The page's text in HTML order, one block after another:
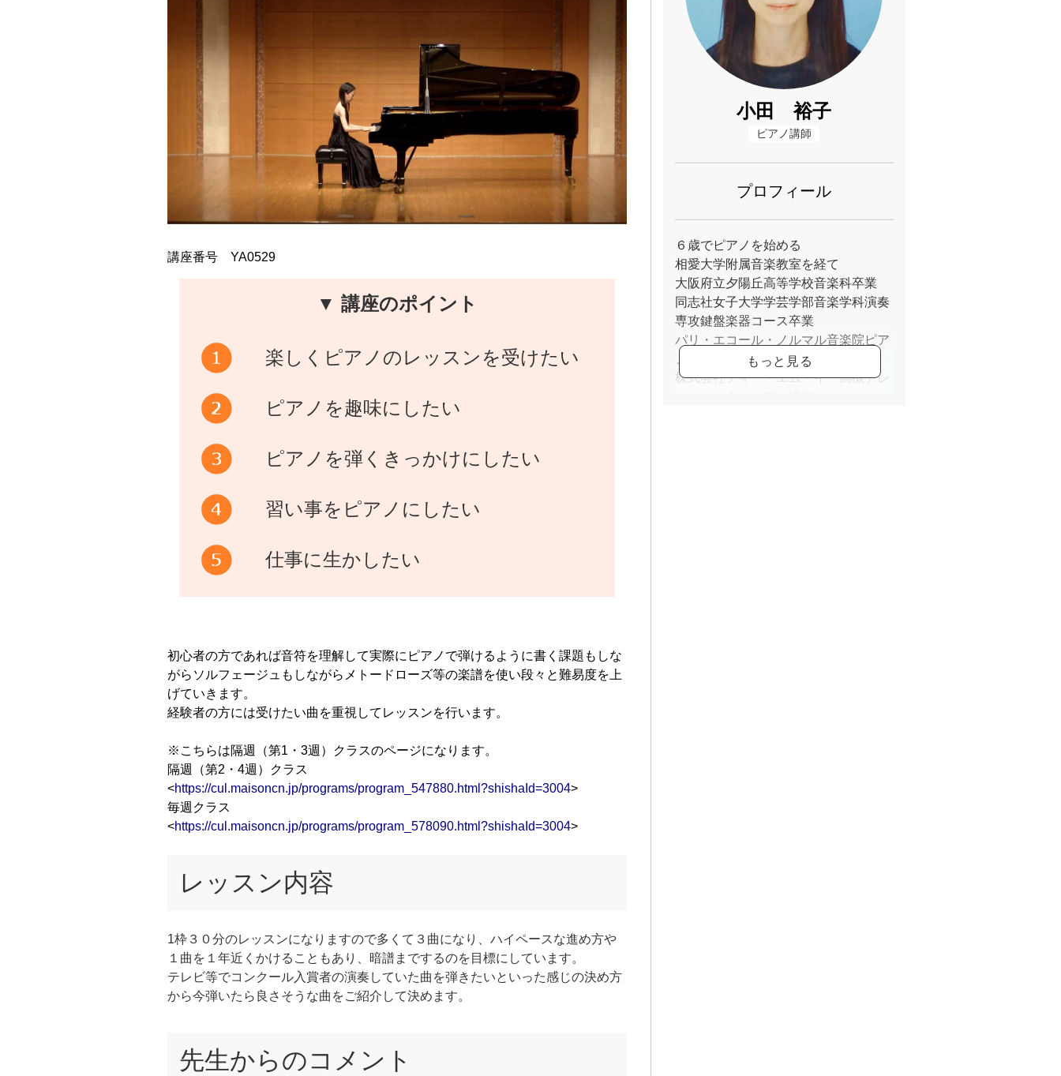
講座番号 YA0529
▼ 講座のポイント
楽しくピアノのレッスンを受けたい
ピアノを趣味にしたい
ピアノを弾くきっかけにしたい
習い事をピアノにしたい
仕事に生かしたい
初心者の方であれば音符を理解して実際にピアノで弾けるように書く課題もしな
がらソルフェージュもしながらメトードローズ等の楽譜を使い段々と難易度を上
げていきます。
経験者の方には受けたい曲を重視してレッスンを行います。
※こちらは隔週（第1・3週）クラスのページになります。
隔週（第2・4週）クラス
<https://cul.maisoncn.jp/programs/program_547880.html?shishaId=3004>
毎週クラス
<https://cul.maisoncn.jp/programs/program_578090.html?shishaId=3004>
レッスン内容
1枠３０分のレッスンになりますので多くて３曲になり、ハイペースな進め方や
１曲を１年近くかけることもあり、暗譜までするのを目標にしています。
テレビ等でコンクール入賞者の演奏していた曲を弾きたいといった感じの決め方
から今弾いたら良さそうな曲をご紹介して決めます。
先生からのコメント
小田 裕子
ピアノ講師
プロフィール
６歳でピアノを始める
相愛大学附属音楽教室を経て
大阪府立夕陽丘高等学校音楽科卒業
同志社女子大学学芸学部音楽学科演奏
専攻鍵盤楽器コース卒業
パリ・エコール・ノルマル音楽院ピア
株式会社ティー・エム・イー高槻ナレ